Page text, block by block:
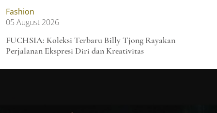
Fashion
05 August 2026
FUCHSIA: Koleksi Terbaru Billy Tjong Rayakan
Perjalanan Ekspresi Diri dan Kreativitas